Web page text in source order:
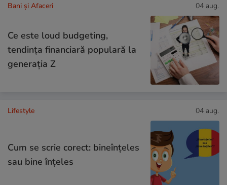
Bani și Afaceri 04 aug.
Ce este loud budgeting,
tendința financiară populară la
generația Z
Lifestyle 04 aug.
Cum se scrie corect: bineînțeles
sau bine înțeles